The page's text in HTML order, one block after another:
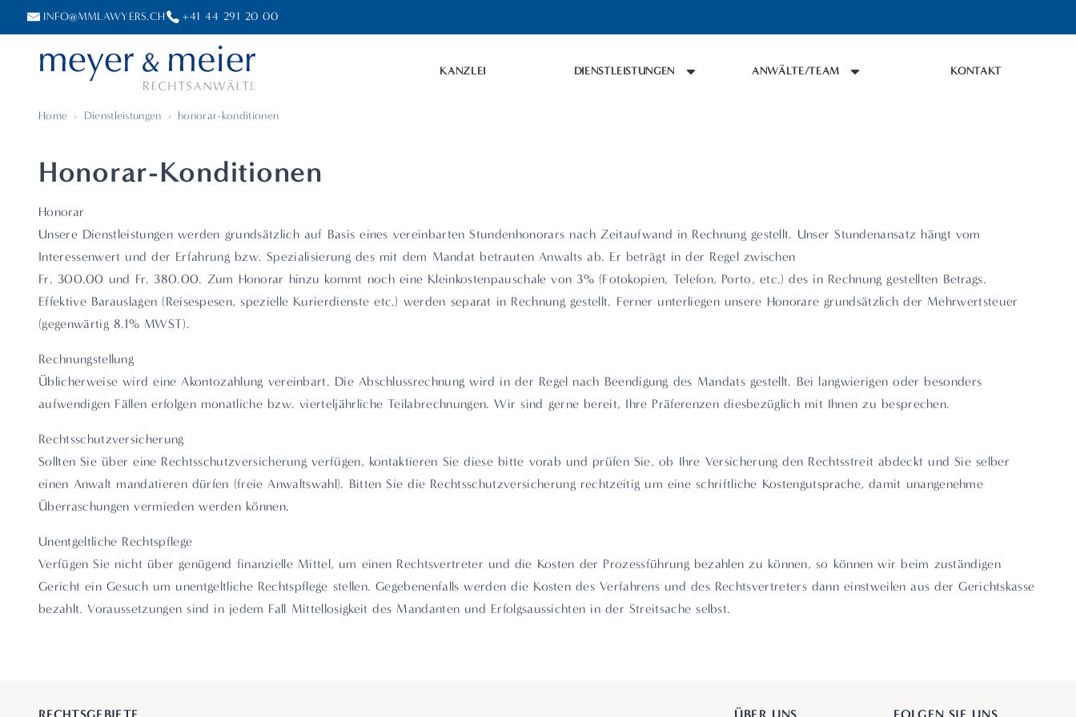
INFO@MMLAWYERS.CH +41 44 291 20 00
KANZLEI DIENSTLEISTUNGEN ANWÄLTE/TEAM KONTAKT
Home › Dienstleistungen › honorar-konditionen
Honorar-Konditionen
Honorar
Unsere Dienstleistungen werden grundsätzlich auf Basis eines vereinbarten Stundenhonorars nach Zeitaufwand in Rechnung gestellt. Unser Stundenansatz hängt vom
Interessenwert und der Erfahrung bzw. Spezialisierung des mit dem Mandat betrauten Anwalts ab. Er beträgt in der Regel zwischen
Fr. 300.00 und Fr. 380.00. Zum Honorar hinzu kommt noch eine Kleinkostenpauschale von 3% (Fotokopien, Telefon, Porto, etc.) des in Rechnung gestellten Betrags.
Effektive Barauslagen (Reisespesen, spezielle Kurierdienste etc.) werden separat in Rechnung gestellt. Ferner unterliegen unsere Honorare grundsätzlich der Mehrwertsteuer
(gegenwärtig 8.1% MWST).
Rechnungstellung
Üblicherweise wird eine Akontozahlung vereinbart. Die Abschlussrechnung wird in der Regel nach Beendigung des Mandats gestellt. Bei langwierigen oder besonders
aufwendigen Fällen erfolgen monatliche bzw. vierteljährliche Teilabrechnungen. Wir sind gerne bereit, Ihre Präferenzen diesbezüglich mit Ihnen zu besprechen.
Rechtsschutzversicherung
Sollten Sie über eine Rechtsschutzversicherung verfügen, kontaktieren Sie diese bitte vorab und prüfen Sie, ob Ihre Versicherung den Rechtsstreit abdeckt und Sie selber
einen Anwalt mandatieren dürfen (freie Anwaltswahl). Bitten Sie die Rechtsschutzversicherung rechtzeitig um eine schriftliche Kostengutsprache, damit unangenehme
Überraschungen vermieden werden können.
Unentgeltliche Rechtspflege
Verfügen Sie nicht über genügend finanzielle Mittel, um einen Rechtsvertreter und die Kosten der Prozessführung bezahlen zu können, so können wir beim zuständigen
Gericht ein Gesuch um unentgeltliche Rechtspflege stellen. Gegebenenfalls werden die Kosten des Verfahrens und des Rechtsvertreters dann einstweilen aus der Gerichtskasse
bezahlt. Voraussetzungen sind in jedem Fall Mittellosigkeit des Mandanten und Erfolgsaussichten in der Streitsache selbst.